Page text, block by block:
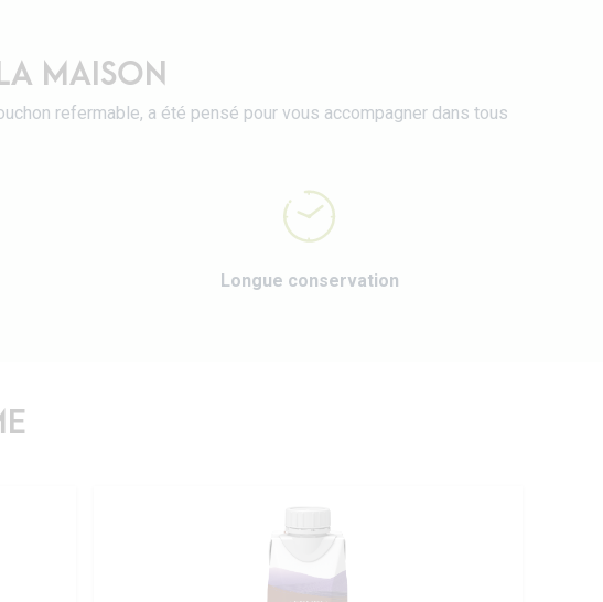
MAISON
refermable, a été pensé pour vous accompagner dans tous
Longue conservation